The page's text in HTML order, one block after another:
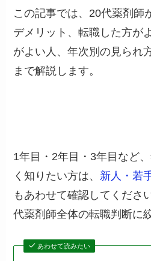
この記事では、20代薬剤師
デメリット、転職した方が
がよい人、年次別の見られ
まで解説します。
1年目・2年目・3年目など
く知りたい方は、 新人・若
もあわせて確認してくださ
代薬剤師全体の転職判断に
あわせて読みたい